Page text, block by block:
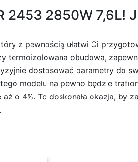
2453 2850W 7,6L!
z pewnością ułatwi Ci
termoizolowana obudowa,
dostosować parametry do
modelu na pewno będzie
o 4%. To doskonała okazja, by